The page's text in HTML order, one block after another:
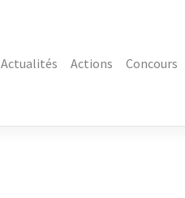
Actualités Actions Concours